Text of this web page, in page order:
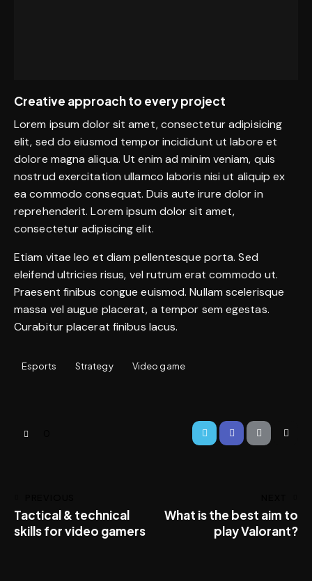
Creative approach to every project
Lorem ipsum dolor sit amet, consectetur adipisicing
elit, sed do eiusmod tempor incididunt ut labore et
dolore magna aliqua. Ut enim ad minim veniam, quis
nostrud exercitation ullamco laboris nisi ut aliquip ex
ea commodo consequat. Duis aute irure dolor in
reprehenderit. Lorem ipsum dolor sit amet,
consectetur adipiscing elit.
Etiam vitae leo et diam pellentesque porta. Sed
eleifend ultricies risus, vel rutrum erat commodo ut.
Praesent finibus congue euismod. Nullam scelerisque
massa vel augue placerat, a tempor sem egestas.
Curabitur placerat finibus lacus.
Esports Strategy Video game
Tactical & technical
skills for video gamers
What is the best aim to
play Valorant?